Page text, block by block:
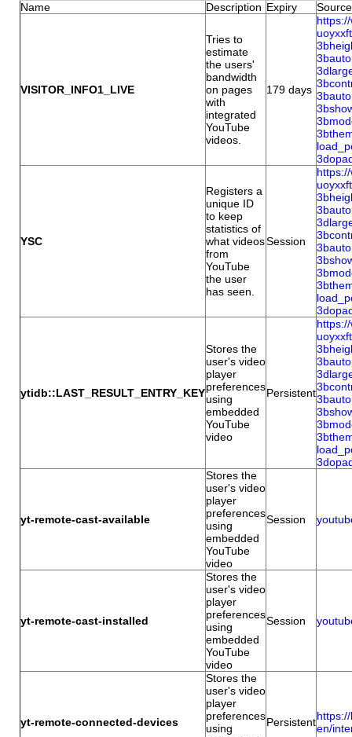
Name Description Expiry Source
VISITOR_INFO1_LIVE
Tries to
estimate
the users'
bandwidth
on pages
with
integrated
YouTube
videos.
179 days
YSC
Registers a
unique ID
to keep
statistics of
what videos
from
YouTube
the user
has seen.
Session
ytidb::LAST_RESULT_ENTRY_KEY
Stores the
user's video
player
preferences
using
embedded
YouTube
video
Persistent
yt-remote-cast-available
Stores the
user's video
player
preferences
using
embedded
YouTube
video
Session
yt-remote-cast-installed
Stores the
user's video
player
preferences
using
embedded
YouTube
video
Session
yt-remote-connected-devices
Stores the
user's video
player
preferences
using
Persistenten/